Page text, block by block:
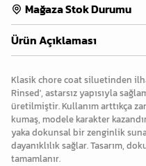
Mağaza Stok Durumu
Ürün Açıklaması
Klasik chore coat siluetinden
Rinsed', astarsız yapısıyla
üretilmiştir. Kullanım arttıkça
kumaş, modele karakter
yaka dokunsal bir zenginlik
dayanıklılık sağlar. Tasarım,
tamamlanır.